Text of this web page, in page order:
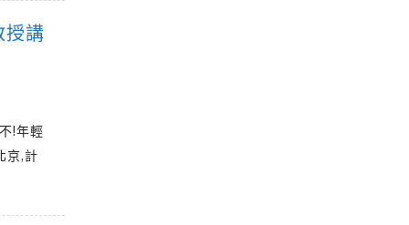
授講
!年輕
京,計